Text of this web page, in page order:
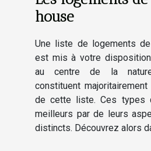
house
Une liste de logements
est mis à votre
au centre de la
constituent
de cette liste. Ces types
meilleurs par de leurs
distincts. Découvrez alors